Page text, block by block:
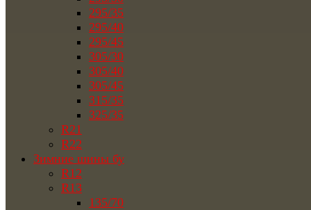
295/35
295/40
295/45
305/30
305/40
305/45
315/35
325/35
R21
R22
Зимние шины бу
R12
R13
135/70